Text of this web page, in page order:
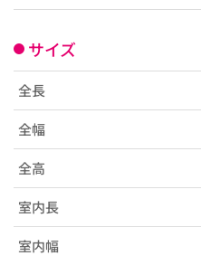
サイズ
全長
全幅
全高
室内長
室内幅